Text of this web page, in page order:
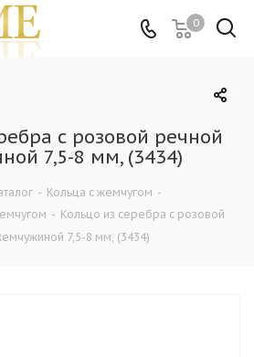
0
с розовой речной
7,5-8 мм, (3434)
- Кольца c жемчугом -
- Кольцо из серебра с розовой
7,5-8 мм, (3434)